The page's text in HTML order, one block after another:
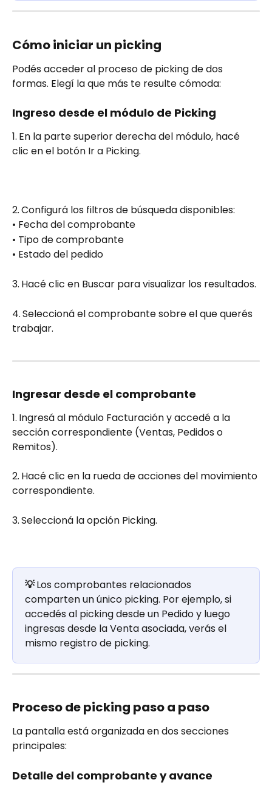
Cómo iniciar un picking
Podés acceder al proceso de picking de dos
formas. Elegí la que más te resulte cómoda:
Ingreso desde el módulo de Picking
​​1. En la parte superior derecha del módulo, hacé
clic en el botón Ir a Picking.
2.Configurá los filtros de búsqueda disponibles:
• Fecha del comprobante
• Tipo de comprobante
• Estado del pedido
3. Hacé clic en Buscar para visualizar los resultados.
4.Seleccioná el comprobante sobre el que querés
trabajar.
Ingresar desde el comprobante
1. Ingresá al módulo Facturación y accedé a la
sección correspondiente (Ventas, Pedidos o
Remitos).
2. Hacé clic en la rueda de acciones del movimiento
correspondiente.
3.Seleccioná la opción Picking.
💡 Los comprobantes relacionados
comparten un único picking. Por ejemplo, si
accedés al picking desde un Pedido y luego
ingresas desde la Venta asociada, verás el
mismo registro de picking.
Proceso de picking paso a paso
La pantalla está organizada en dos secciones
principales:
​Detalle del comprobante y avance